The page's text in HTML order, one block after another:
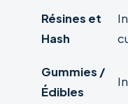
Résines et
Hash
Gummies /
Édibles